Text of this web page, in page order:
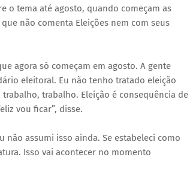
o tema até agosto, quando começam as
não comenta Eleições nem com seus
agora só começam em agosto. A gente
eleitoral. Eu não tenho tratado eleição
trabalho. Eleição é consequência de
vou ficar”, disse.
não assumi isso ainda. Se estabeleci como
Isso vai acontecer no momento